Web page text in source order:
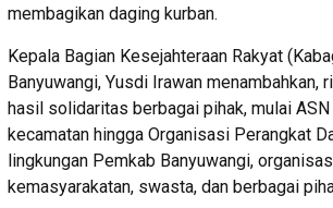
membagikan daging kurban.
Kepala Bagian Kesejahteraan Rakyat
Banyuwangi, Yusdi Irawan menambahkan,
hasil solidaritas berbagai pihak, mulai
kecamatan hingga Organisasi Perangkat
lingkungan Pemkab Banyuwangi,
kemasyarakatan, swasta, dan berbagai